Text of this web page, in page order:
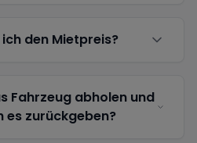
den Mietpreis?
Fahrzeug abholen und
es zurückgeben?